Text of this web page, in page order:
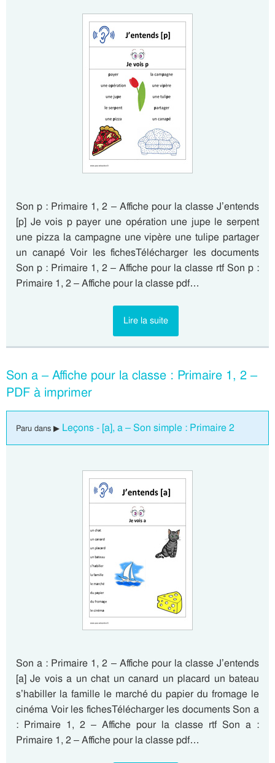
Son p : Primaire 1, 2 – Affiche pour la classe J’entends
[p] Je vois p payer une opération une jupe le serpent
une pizza la campagne une vipère une tulipe partager
un canapé Voir les fichesTélécharger les documents
Son p : Primaire 1, 2 – Affiche pour la classe rtf Son p :
Primaire 1, 2 – Affiche pour la classe pdf…
Lire la suite
Son a – Affiche pour la classe : Primaire 1, 2 –
PDF à imprimer
Paru dans ▶ Leçons - [a], a – Son simple : Primaire 2
Son a : Primaire 1, 2 – Affiche pour la classe J’entends
[a] Je vois a un chat un canard un placard un bateau
s’habiller la famille le marché du papier du fromage le
cinéma Voir les fichesTélécharger les documents Son a
: Primaire 1, 2 – Affiche pour la classe rtf Son a :
Primaire 1, 2 – Affiche pour la classe pdf…